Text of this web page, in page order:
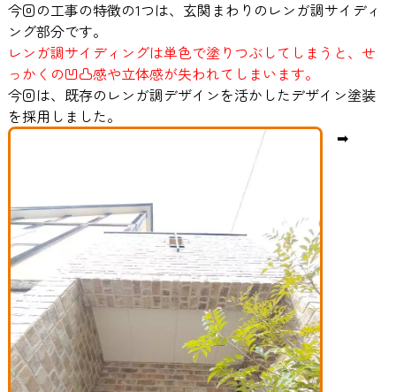
今回の工事の特徴の1つは、玄関まわりのレンガ調サイディ
ング部分です。
レンガ調サイディングは単色で塗りつぶしてしまうと、せ
っかくの凹凸感や立体感が失われてしまいます。
今回は、既存のレンガ調デザインを活かしたデザイン塗装
を採用しました。
➡